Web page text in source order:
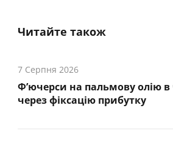
Читайте також
7 Серпня 2026
Ф’ючерси на пальмову олію
через фіксацію прибутку